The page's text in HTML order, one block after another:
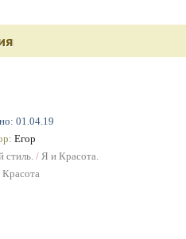
01.04.19
Егор
стиль./ Я и Красота.
Красота